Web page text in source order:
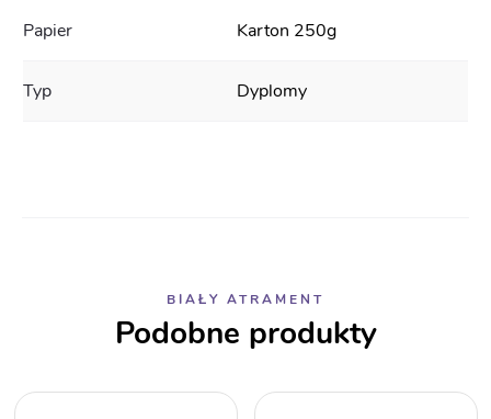
Papier Karton 250g
Typ Dyplomy
BIAŁY ATRAMENT
Podobne produkty